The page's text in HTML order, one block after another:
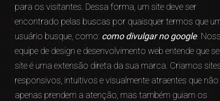
para os visitantes. Dessa forma, um site deve ser
encontrado pelas buscas por quaisquer termos que
usuário busque, como: como divulgar no google.
equipe de design e desenvolvimento web entende que
site é uma extensão direta da sua marca. Criamos
responsivos, intuitivos e visualmente atraentes que não
apenas prendem a atenção, mas também guiam os